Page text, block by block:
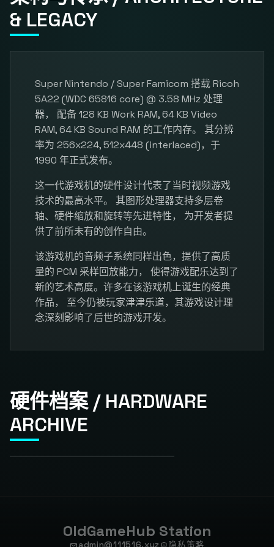
& LEGACY
Super Nintendo / Super Famicom 搭载 Ricoh
5A22 (WDC 65816 core) @ 3.58 MHz 处理
器， 配备 128 KB Work RAM, 64 KB Video
RAM, 64 KB Sound RAM 的工作内存。 其分辨
率为 256x224, 512x448 (interlaced)，于
1990 年正式发布。
这一代游戏机的硬件设计代表了当时视频游戏
技术的最高水平。 其图形处理器支持多层卷
轴、硬件缩放和旋转等先进特性， 为开发者提
供了前所未有的创作自由。
该游戏机的音频子系统同样出色，提供了高质
量的 PCM 采样回放能力， 使得游戏配乐达到了
新的艺术高度。许多在该游戏机上诞生的经典
作品， 至今仍被玩家津津乐道，其游戏设计理
念深刻影响了后世的游戏开发。
硬件档案 / HARDWARE
ARCHIVE
OldGameHub Station